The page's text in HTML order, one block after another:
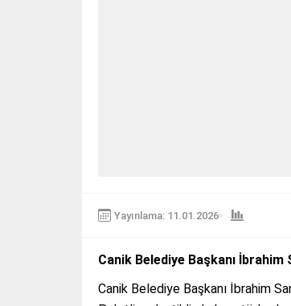
Yayınlama: 11.01.2026
Canik Belediye Başkanı İbrahim
Canik Belediye Başkanı İbrahim